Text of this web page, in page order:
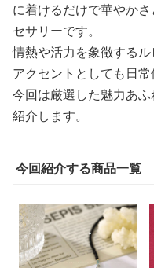
に着けるだけで華やか
セサリーです。
情熱や活力を象徴する
アクセントとしても日常
今回は厳選した魅力あ
紹介します。
今回紹介する商品一覧